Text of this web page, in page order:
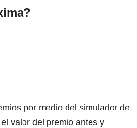
por medio del simulador de
valor del premio antes y